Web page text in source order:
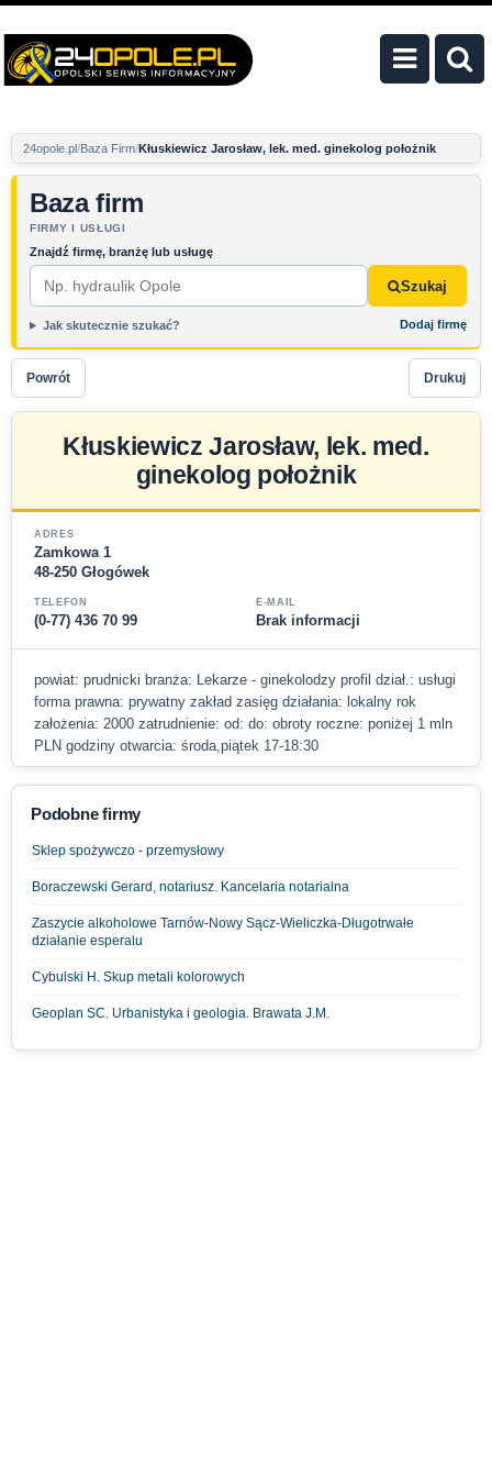
24opole.pl Baza Firm Kłuskiewicz Jarosław, lek. med. ginekolog położnik
Baza firm
FIRMY I USŁUGI
Znajdź firmę, branżę lub usługę
Szukaj
Jak skutecznie szukać? Dodaj firmę
Powrót Drukuj
Kłuskiewicz Jarosław, lek. med.
ginekolog położnik
ADRES
Zamkowa 1
48-250 Głogówek
TELEFON
(0-77) 436 70 99
E-MAIL
Brak informacji
powiat: prudnicki branża: Lekarze - ginekolodzy profil dział.: usługi
forma prawna: prywatny zakład zasięg działania: lokalny rok
założenia: 2000 zatrudnienie: od: do: obroty roczne: poniżej 1 mln
PLN godziny otwarcia: środa,piątek 17-18:30
Podobne firmy
Sklep spożywczo - przemysłowy
Boraczewski Gerard, notariusz. Kancelaria notarialna
Zaszycie alkoholowe Tarnów-Nowy Sącz-Wieliczka-Długotrwałe
działanie esperalu
Cybulski H. Skup metali kolorowych
Geoplan SC. Urbanistyka i geologia. Brawata J.M.